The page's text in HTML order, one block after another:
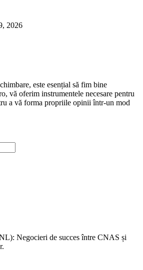
2026
este esențial să fim bine
vă oferim instrumentele necesare pentru
a vă forma propriile opinii într-un mod
Negocieri de succes între CNAS și